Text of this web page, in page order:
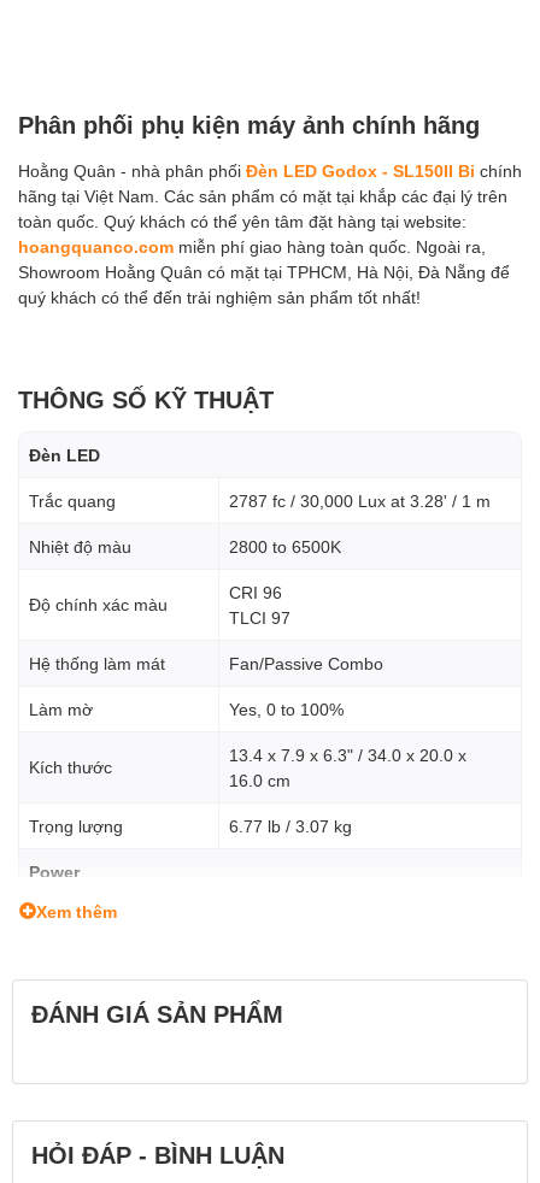
Phân phối phụ kiện máy ảnh chính hãng
Hoằng Quân - nhà phân phối Đèn LED Godox - SL150II Bi chính
hãng tại Việt Nam. Các sản phẩm có mặt tại khắp các đại lý trên
toàn quốc. Quý khách có thể yên tâm đặt hàng tại website:
hoangquanco.com miễn phí giao hàng toàn quốc. Ngoài ra,
Showroom Hoằng Quân có mặt tại TPHCM, Hà Nội, Đà Nẵng để
quý khách có thể đến trải nghiệm sản phẩm tốt nhất!
THÔNG SỐ KỸ THUẬT
Đèn LED
Trắc quang 2787 fc / 30,000 Lux at 3.28' / 1 m
Nhiệt độ màu 2800 to 6500K
Độ chính xác màu
CRI 96
TLCI 97
Hệ thống làm mát Fan/Passive Combo
Làm mờ Yes, 0 to 100%
Kích thước
13.4 x 7.9 x 6.3" / 34.0 x 20.0 x
16.0 cm
Trọng lượng 6.77 lb / 3.07 kg
Power
Nguồn điện đầu vào
Xem thêm
ĐÁNH GIÁ SẢN PHẨM
HỎI ĐÁP - BÌNH LUẬN